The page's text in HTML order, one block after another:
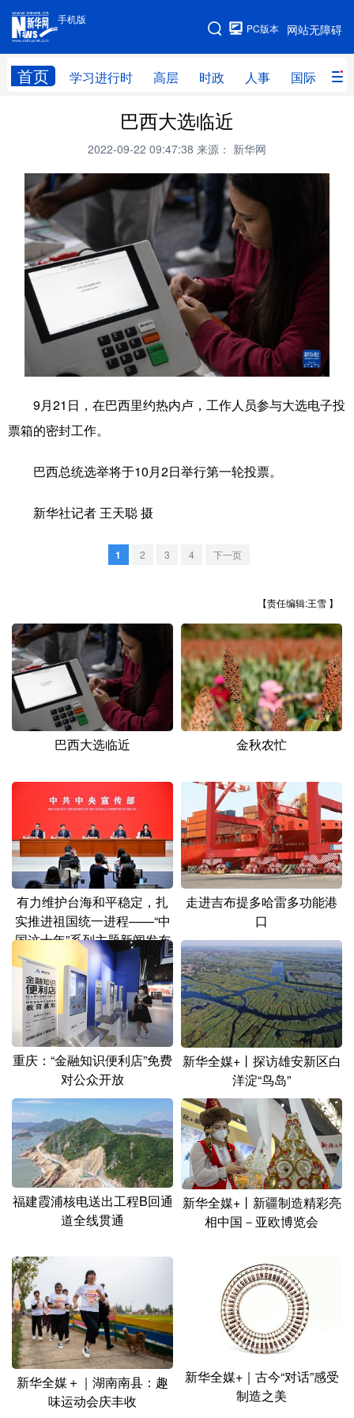
手机版
网站无障碍
PC版本
首页 学习进行时 高层 时政 人事 国际 财
手机版
网站地图
高层 时政
财经 网评
台湾 思客智库 全球连线
科技 科创
文化 书画 健康
视频 图片 政务
法律 中央文件 金融 汽车
人居 信息化 数字经济
文化产业
山西
辽宁 吉林 上海 江苏
浙江 安徽 福建 江西
山东 河南 湖北 湖南
广东 广西
四川 贵州 云南 西藏
陕西 甘肃 青海 宁夏
新疆 内蒙古 黑龙江
多语种频道
English Español Français عربى
Русский язык 日本語 한국어
Deutsch Português
巴西大选临近
2022-09-22 09:47:38 来源： 新华网
9月21日，在巴西里约热内卢，工作人员参与大选电子投
票箱的密封工作。
巴西总统选举将于10月2日举行第一轮投票。
新华社记者 王天聪 摄
1 2 3 4 下一页
【责任编辑:王雪 】
巴西大选临近 金秋农忙
有力维护台海和平稳定，扎
实推进祖国统一进程——“中
国这十年”系列主题新闻发布
会聚焦对台工作和两岸关系
发展
走进吉布提多哈雷多功能港
口
重庆：“金融知识便利店”免费
对公众开放
新华全媒+丨探访雄安新区白
洋淀“鸟岛”
福建霞浦核电送出工程B回通
道全线贯通
新华全媒+丨新疆制造精彩亮
相中国－亚欧博览会
新华全媒＋｜湖南南县：趣
味运动会庆丰收
新华全媒+｜古今“对话”感受
制造之美